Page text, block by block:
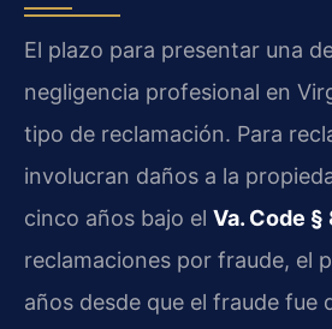
El plazo para presentar una
negligencia profesional en
tipo de reclamación. Para
involucran daños a la
cinco años bajo el Va. Code
reclamaciones por fraude, el
años desde que el fraude fue